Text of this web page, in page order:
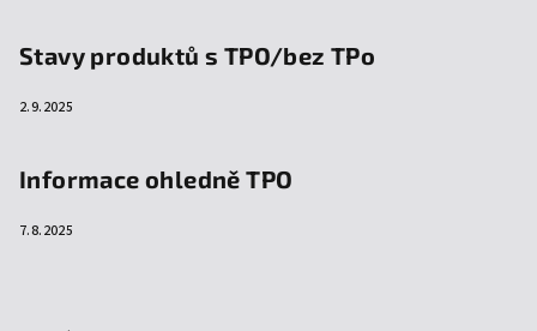
Stavy produktů s TPO/bez TPo
2.9.2025
Informace ohledně TPO
7.8.2025